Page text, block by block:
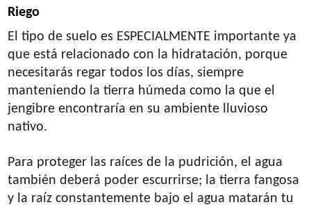
Riego
El tipo de suelo es ESPECIALMENTE importante ya
que está relacionado con la hidratación, porque
necesitarás regar todos los días, siempre
manteniendo la tierra húmeda como la que el
jengibre encontraría en su ambiente lluvioso
nativo.
Para proteger las raíces de la pudrición, el agua
también deberá poder escurrirse; la tierra fangosa
y la raíz constantemente bajo el agua matarán tu